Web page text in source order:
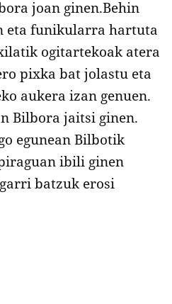
joan ginen.Behin
eta funikularra hartuta
ogitartekoak atera
pixka bat jolastu eta
aukera izan genuen.
Bilbora jaitsi ginen.
egunean Bilbotik
ibili ginen
batzuk erosi